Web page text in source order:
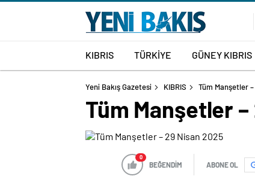
KIBRIS TÜRKİYE GÜNEY KIBRIS
Yeni Bakış Gazetesi KIBRIS Tüm Manşetler
Tüm Manşetler
0
BEĞENDİM ABONE OL